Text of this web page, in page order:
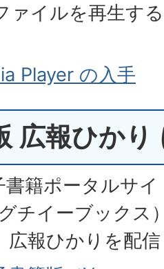
ァイルを再生す
Player の入手
広報ひかり
書籍ポータルサ
チイーブックス
広報ひかりを配